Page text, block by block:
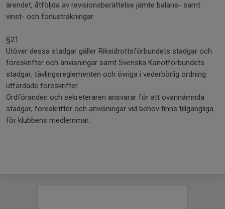
ärendet, åtföljda av revisionsberättelse jämte balans- samt
vinst- och förlusträkningar.
§21
Utöver dessa stadgar gäller Riksidrottsförbundets stadgar och
föreskrifter och anvisningar samt Svenska Kanotförbundets
stadgar, tävlingsreglementen och övriga i vederbörlig ordning
utfärdade föreskrifter.
Ordföranden och sekreteraren ansvarar för att ovannämnda
stadgar, föreskrifter och anvisningar vid behov finns tillgängliga
för klubbens medlemmar.